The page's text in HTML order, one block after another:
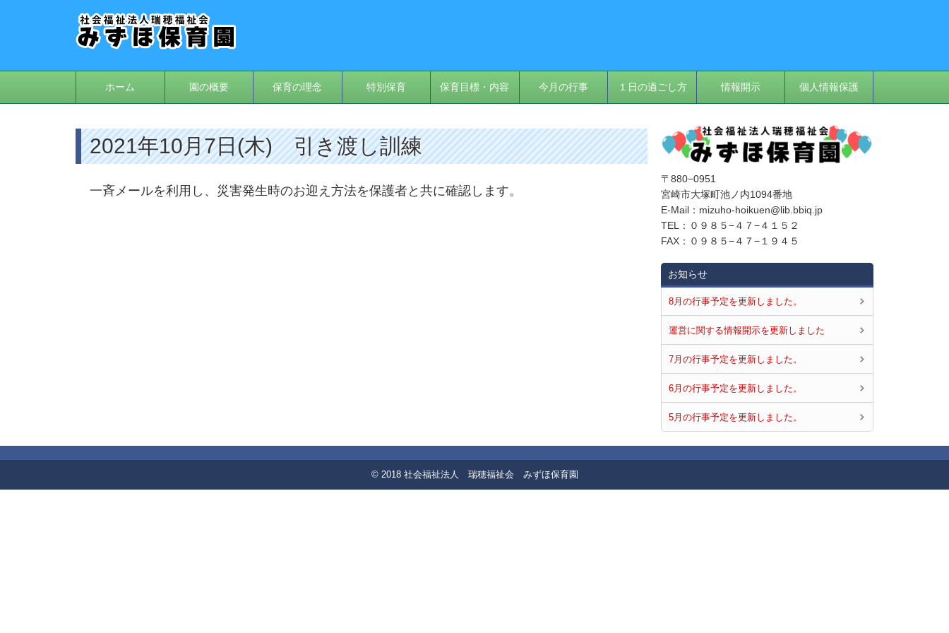
ホーム 園の概要 保育の理念 特別保育 保育目標・内容 今月の行事 １日の過ごし方 情報開示 個人情報保護
2021年10月7日(木) 引き渡し訓練
一斉メールを利用し、災害発生時のお迎え方法を保護者と共に確認します。
〒880−0951
宮崎市大塚町池ノ内1094番地
E‐Mail：mizuho-hoikuen@lib.bbiq.jp
TEL：０９８５−４７−４１５２
FAX：０９８５−４７−１９４５
お知らせ
8月の行事予定を更新しました。
運営に関する情報開示を更新しました
7月の行事予定を更新しました。
6月の行事予定を更新しました。
5月の行事予定を更新しました。
© 2018 社会福祉法人 瑞穂福祉会 みずほ保育園